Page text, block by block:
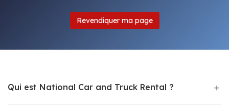
Revendiquer ma page
Qui est National Car and Truck Rental ?